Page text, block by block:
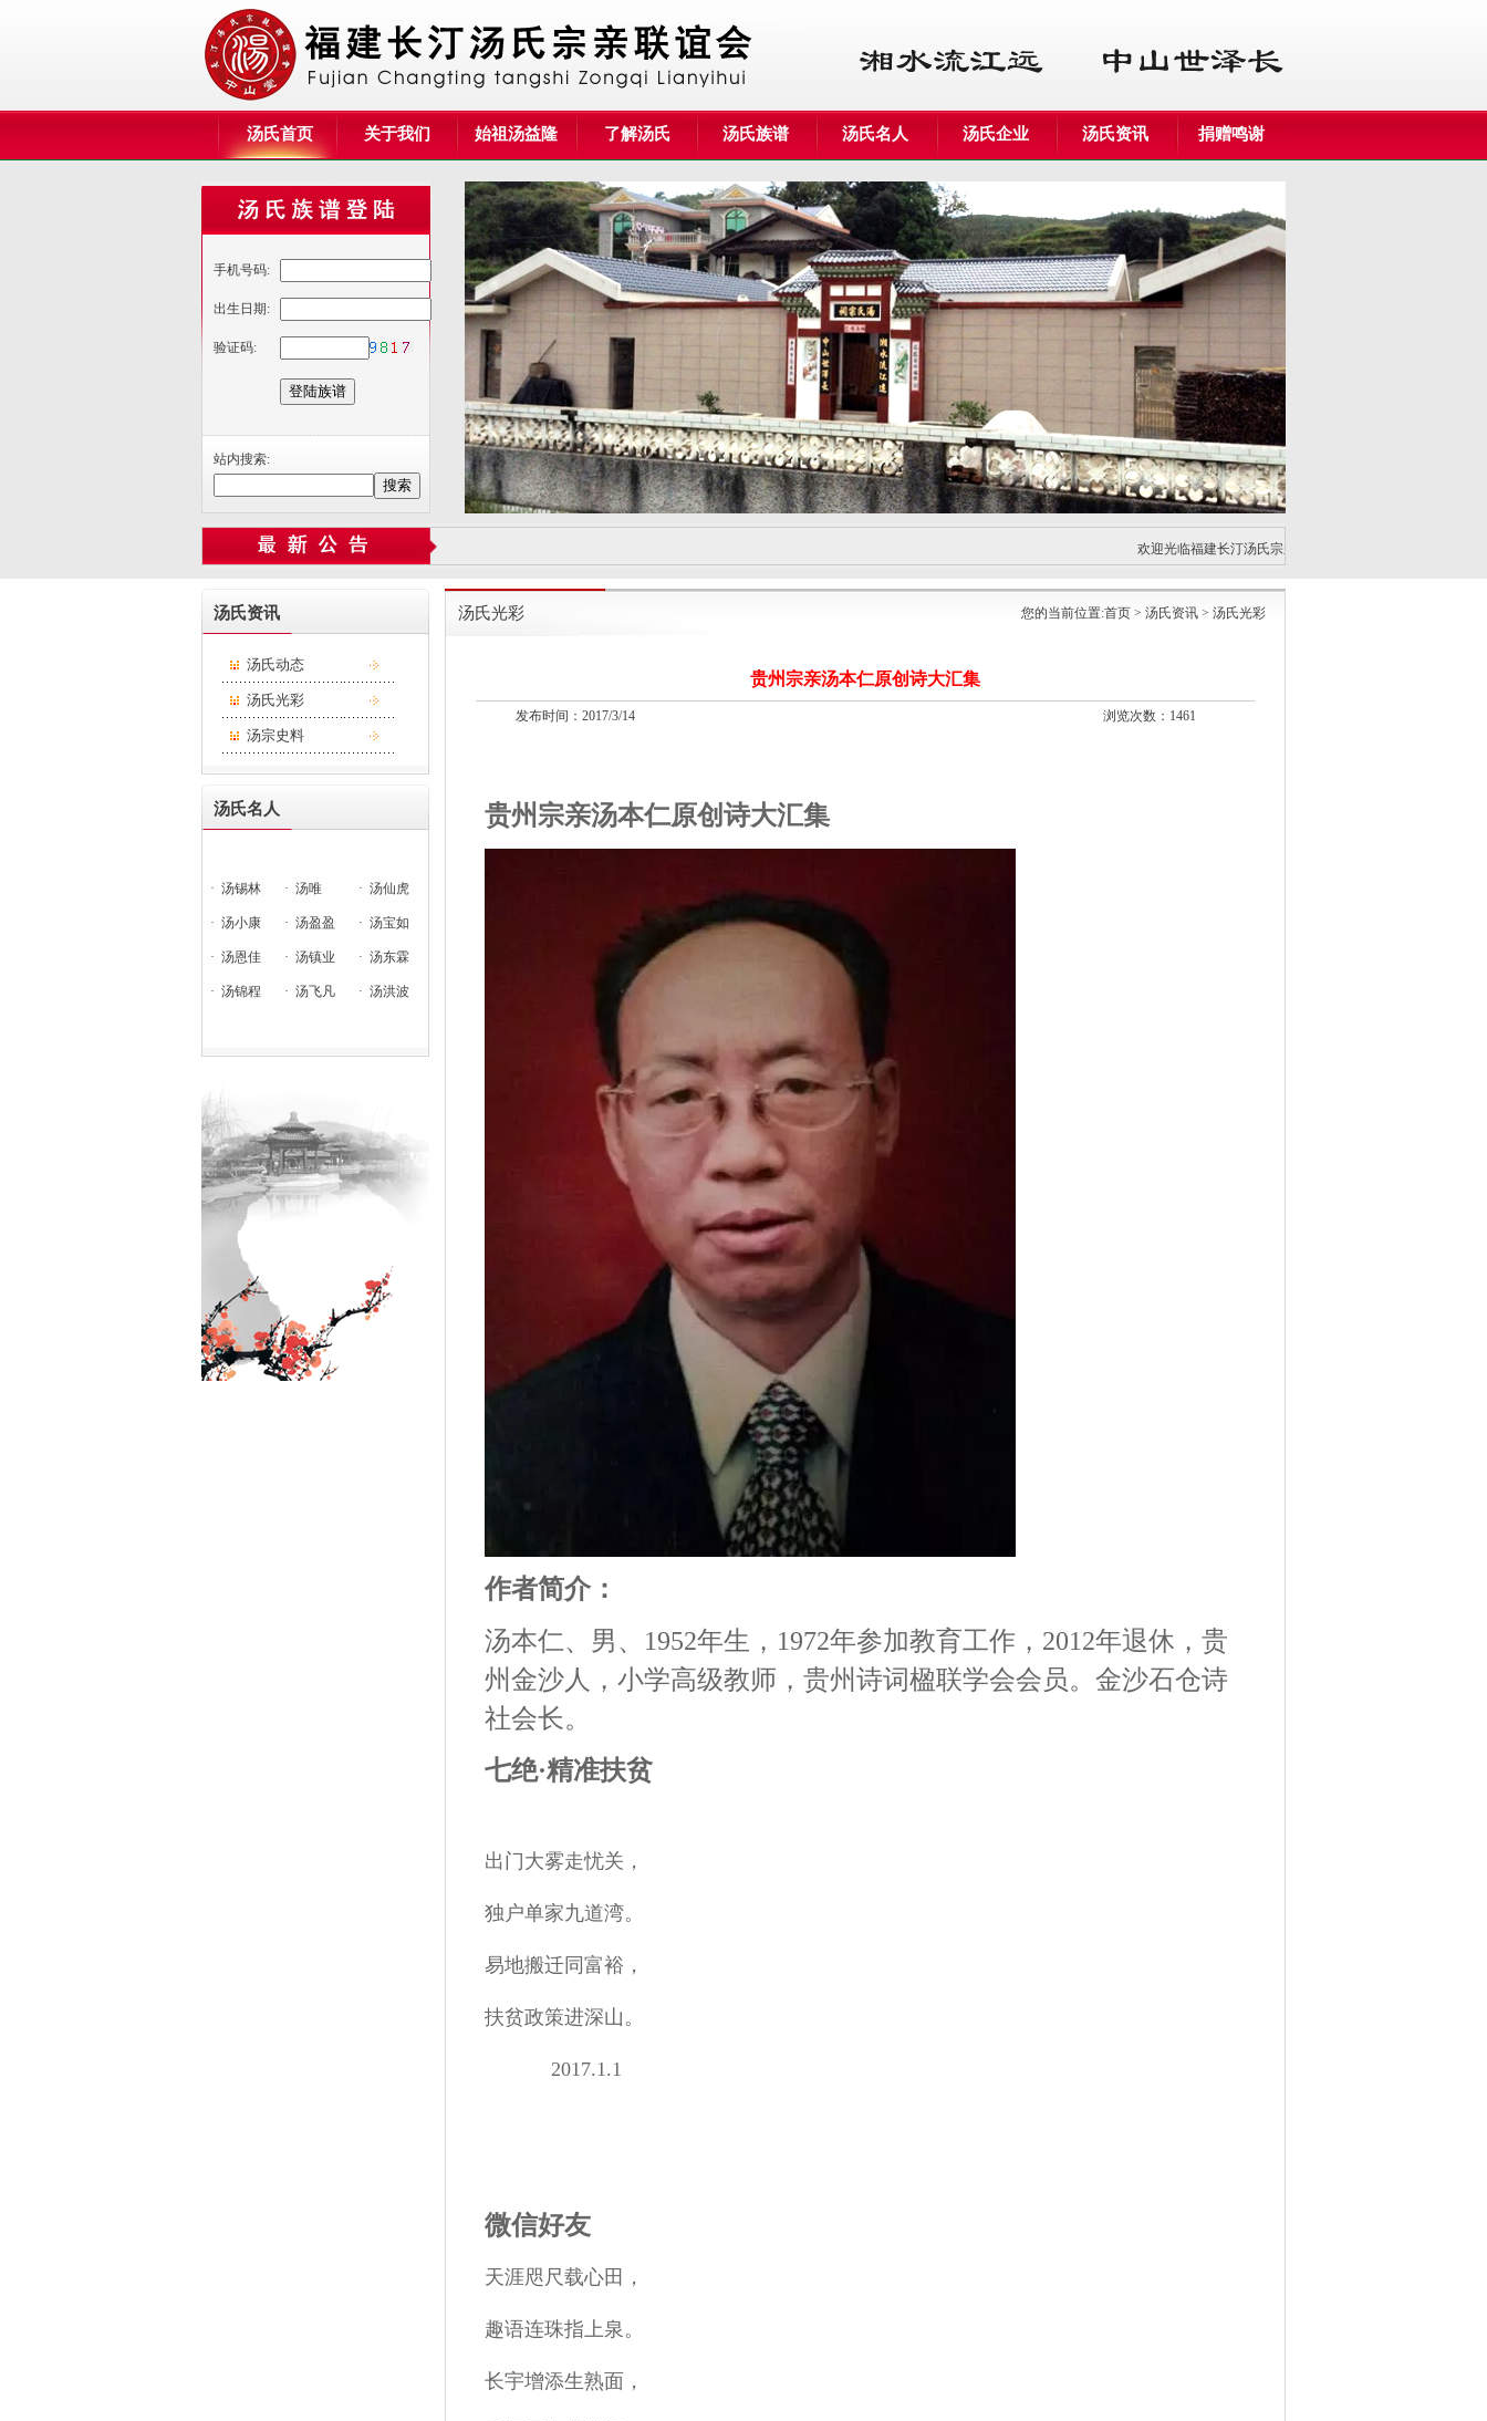
汤氏首页 关于我们 始祖汤益隆 了解汤氏 汤氏族谱 汤氏名人 汤氏企业 汤氏资讯 捐赠鸣谢
手机号码:
出生日期:
验证码:
站内搜索:
欢迎光临福建长汀汤氏宗亲联谊会 今天是：
汤氏资讯
汤氏动态
汤氏光彩
汤宗史料
汤氏名人
· 汤锡林 · 汤唯 · 汤仙虎
· 汤小康 · 汤盈盈 · 汤宝如
· 汤恩佳 · 汤镇业 · 汤东霖
· 汤锦程 · 汤飞凡 · 汤洪波
汤氏光彩 您的当前位置:首页 > 汤氏资讯 > 汤氏光彩
贵州宗亲汤本仁原创诗大汇集
发布时间：2017/3/14 浏览次数：1461
贵州宗亲汤本仁原创诗大汇集
作者简介：
汤本仁、男、1952年生，1972年参加教育工作，2012年退休，贵
州金沙人，小学高级教师，贵州诗词楹联学会会员。金沙石仓诗
社会长。
七绝·精准扶贫
出门大雾走忧关，
独户单家九道湾。
易地搬迁同富裕，
扶贫政策进深山。
2017.1.1
微信好友
天涯咫尺载心田，
趣语连珠指上泉。
长宇增添生熟面，